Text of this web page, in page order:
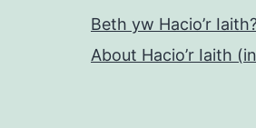
Beth yw Hacio’r
About Hacio’r Iaith